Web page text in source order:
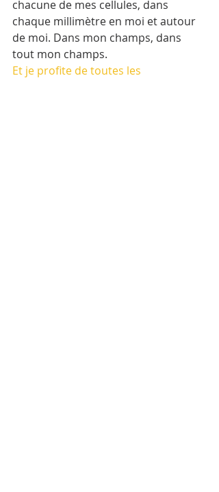
chacune de mes cellules, dans
chaque millimètre en moi et autour
de moi. Dans mon champs, dans
tout mon champs.
Et je profite de toutes les